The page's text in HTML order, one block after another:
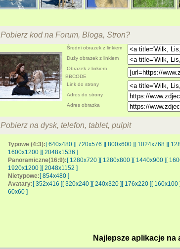
Pobierz kod na Forum, Bloga, Stron?
Średni obrazek z linkiem
Duży obrazek z linkiem
Obrazek z linkiem
BBCODE
Link do strony
Adres do strony
Adres obrazka
Pobierz na dysk, telefon, tablet, pulpit
Typowe (4:3): [ 640x480 ] [ 720x576 ] [ 800x600 ] [ 1024x768 ] [
1600x1200 ] [ 2048x1536 ]
Panoramiczne(16:9): [ 1280x720 ] [ 1280x800 ] [ 1440x900 ] [
1920x1200 ] [ 2048x1152 ]
Nietypowe: [ 854x480 ]
Avatary: [ 352x416 ] [ 320x240 ] [ 240x320 ] [ 176x220 ] [ 160x100 ]
60x60 ]
Najlepsze aplikacje na